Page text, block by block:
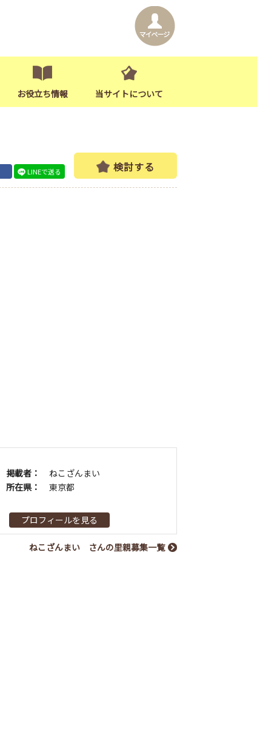
お役立ち情報 当サイトについて
LINEで送る 検討する
掲載者：
ねこざんまい
所在県：
東京都
プロフィールを見る
ねこざんまい さんの里親募集一覧